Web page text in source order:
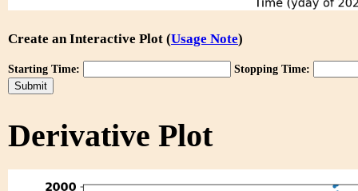
Create an Interactive Plot (Usage Note)
Starting Time: Stopping Time:
Derivative Plot